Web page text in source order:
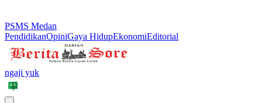
PSMS Medan
PendidikanOpiniGaya HidupEkonomiEditorial
ngaji yuk